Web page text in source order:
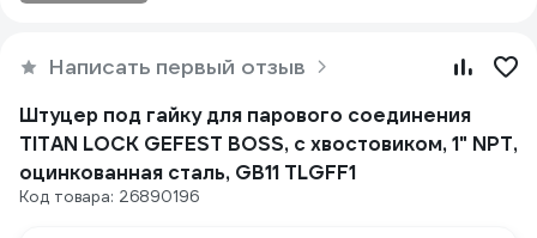
Написать первый отзыв
Штуцер под гайку для парового соединения
TITAN LOCK GEFEST BOSS, с хвостовиком, 1" NPT,
оцинкованная сталь, GB11 TLGFF1
Код товара: 26890196